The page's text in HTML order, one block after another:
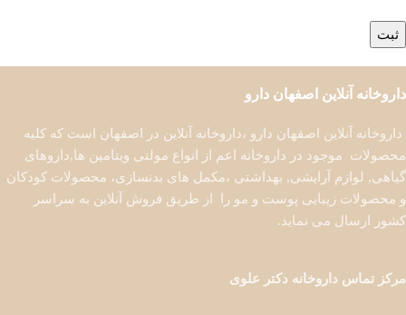
داروخانه آنلاین اصفهان دارو
داروخانه آنلاین اصفهان دارو ،داروخانه آنلاین در اصفهان است که کلیه
محصولات موجود در داروخانه اعم از انواع مولتی ویتامین ها,داروهای
گیاهی, لوازم آرایشی, بهداشتی ،مکمل های بدنسازی، محصولات کودکان
و محصولات زیبایی پوست و مو را از طریق فروش آنلاین به سراسر
کشور ارسال می نماید.
مرکز تماس داروخانه دکتر علوی